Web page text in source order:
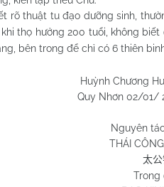
tu đạo dưỡng sinh,
khi thọ hưởng 200 tuổi, không
bên trong để chỉ có 6 thiên
02/01/
Nguyên
THÁI
太公
Trong